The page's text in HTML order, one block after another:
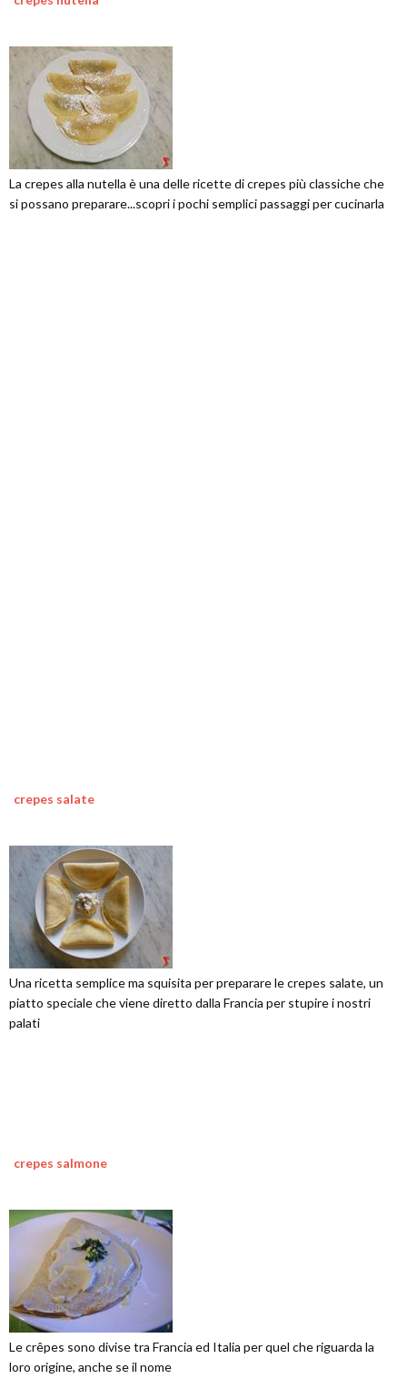
La crepes alla nutella è una delle ricette di crepes più classiche che
si possano preparare...scopri i pochi semplici passaggi per cucinarla
crepes salate
Una ricetta semplice ma squisita per preparare le crepes salate, un
piatto speciale che viene diretto dalla Francia per stupire i nostri
palati
crepes salmone
Le crêpes sono divise tra Francia ed Italia per quel che riguarda la
loro origine, anche se il nome